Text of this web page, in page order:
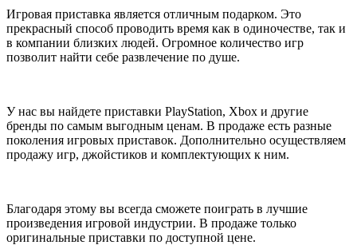
Игровая приставка является отличным подарком. Это
прекрасный способ проводить время как в одиночестве, так и
в компании близких людей. Огромное количество игр
позволит найти себе развлечение по душе.
У нас вы найдете приставки PlayStation, Xbox и другие
бренды по самым выгодным ценам. В продаже есть разные
поколения игровых приставок. Дополнительно осуществляем
продажу игр, джойстиков и комплектующих к ним.
Благодаря этому вы всегда сможете поиграть в лучшие
произведения игровой индустрии. В продаже только
оригинальные приставки по доступной цене.